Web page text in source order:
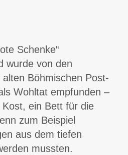
Schenke“
wurde von den
Böhmischen Post-
Wohltat empfunden –
ein Bett für die
zum Beispiel
aus dem tiefen
mussten.